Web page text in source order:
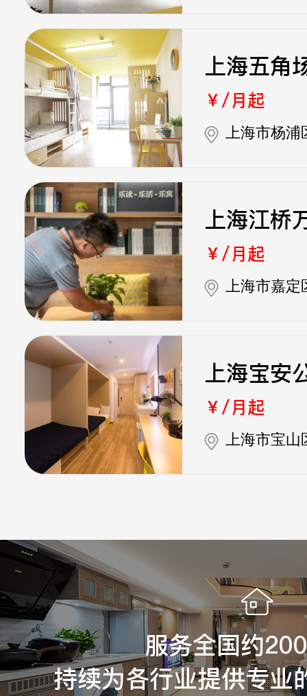
上海五角
￥/月起
上海市杨浦
上海江桥
￥/月起
上海市嘉定
上海宝安
￥/月起
上海市宝山
服务全国约
持续为各行业提供专业